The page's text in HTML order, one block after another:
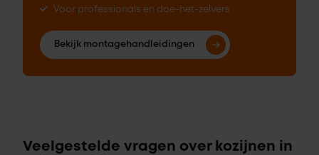
Voor professionals en doe-het-zelvers
Bekijk montagehandleidingen
Veelgestelde vragen over kozijnen in